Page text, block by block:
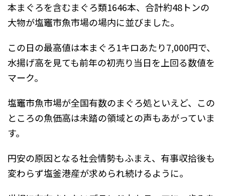
本まぐろを含むまぐろ類1646本、合計約48トンの
大物が塩竈市魚市場の場内に並びました。
この日の最高値は本まぐろ1キロあたり7,000円で、
水揚げ高を見ても前年の初売り当日を上回る数値を
マーク。
塩竈市魚市場が全国有数のまぐろ処といえど、この
ところの魚価高は未踏の領域との声もあがっていま
す。
円安の原因となる社会情勢もふまえ、有事収拾後も
変わらず塩釜港産が求められ続けるように。